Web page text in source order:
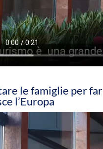
le famiglie per far
l’Europa